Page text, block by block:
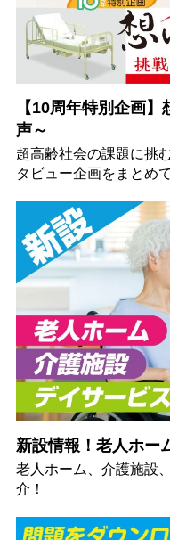
【10周年特別企画
声～
超高齢社会の課題に挑
タビュー企画をまとめ
新設情報！老人ホー
老人ホーム、介護施設
介！